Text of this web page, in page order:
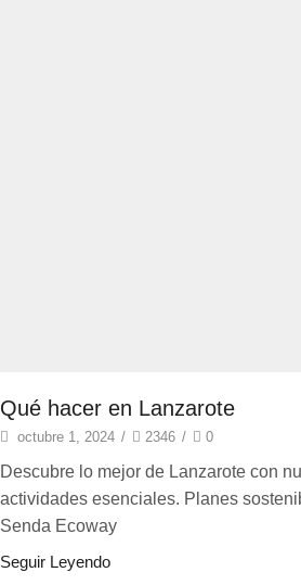
Qué hacer en Lanzarote
octubre 1, 2024 / 2346 / 0
Descubre lo mejor de Lanzarote con
actividades esenciales. Planes
Senda Ecoway
Seguir Leyendo